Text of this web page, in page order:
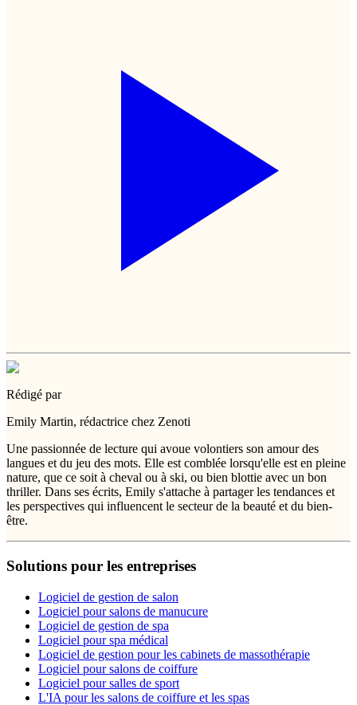
Rédigé par
Emily Martin, rédactrice chez Zenoti
Une passionnée de lecture qui avoue volontiers son amour des
langues et du jeu des mots. Elle est comblée lorsqu'elle est en pleine
nature, que ce soit à cheval ou à ski, ou bien blottie avec un bon
thriller. Dans ses écrits, Emily s'attache à partager les tendances et
les perspectives qui influencent le secteur de la beauté et du bien-
être.
Solutions pour les entreprises
Logiciel de gestion de salon
Logiciel pour salons de manucure
Logiciel de gestion de spa
Logiciel pour spa médical
Logiciel de gestion pour les cabinets de massothérapie
Logiciel pour salons de coiffure
Logiciel pour salles de sport
L'IA pour les salons de coiffure et les spas